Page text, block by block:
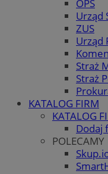
OPS
Urząd
ZUS
Urząd
Straż
Straż
KATALOG FIRM
KATALOG
Dodaj
POLECAMY